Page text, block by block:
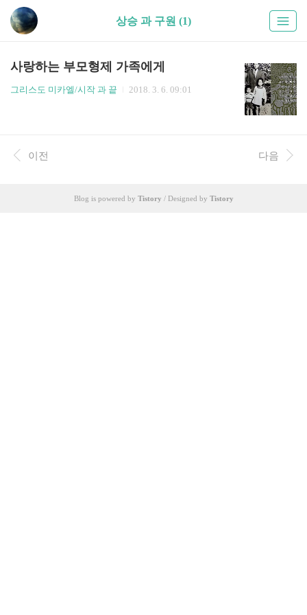
상승 과 구원 (1)
사랑하는 부모형제 가족에게
그리스도 미카엘/시작 과 끝 2018. 3. 6. 09:01
이전 다음
Blog is powered by Tistory / Designed by Tistory